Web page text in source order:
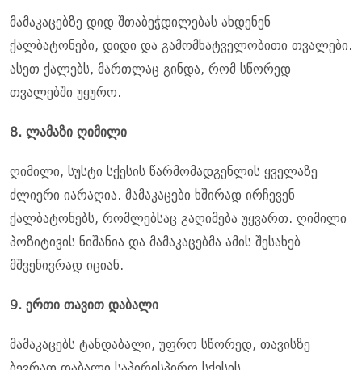
მამაკაცებზე დიდ შთაბეჭდილებას ახდენენ
ქალბატონები, დიდი და გამომხატველობითი თვალები.
ასეთ ქალებს, მართლაც გინდა, რომ სწორედ
თვალებში უყურო.
8. ლამაზი ღიმილი
ღიმილი, სუსტი სქესის წარმომადგენლის ყველაზე
ძლიერი იარაღია. მამაკაცები ხშირად ირჩევენ
ქალბატონებს, რომლებსაც გაღიმება უყვართ. ღიმილი
პოზიტივის ნიშანია და მამაკაცებმა ამის შესახებ
მშვენივრად იციან.
9. ერთი თავით დაბალი
მამაკაცებს ტანდაბალი, უფრო სწორედ, თავისზე